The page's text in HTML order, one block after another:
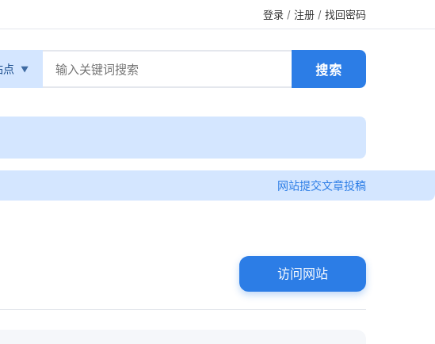
登录 / 注册 / 找回密码
点
网站提交文章投稿
访问网站